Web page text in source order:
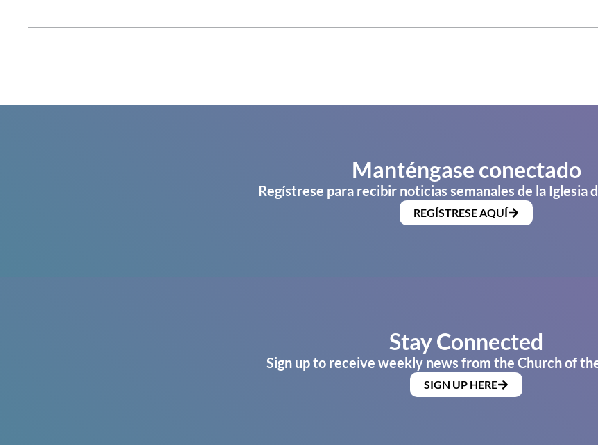
Manténgase conectado
Regístrese para recibir noticias semanales de la Iglesia
REGÍSTRESE AQUÍ
Stay Connected
Sign up to receive weekly news from the Church of
SIGN UP HERE